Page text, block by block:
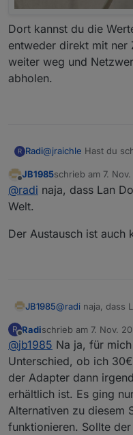
Dort kannst du die
entweder direkt mit ner
weiter weg und
abholen.
R Radi@jraichle Hast du
hat noch einen
Anschlussstecker.
Dort kannst du die
entweder direkt mit
weiter weg und
abholen.
Offline
JB1985schrieb am 7.
zuletzt editiert von
@radi naja, dass Lan
Welt.
Der Austausch ist auch
JB1985@radi naja, dass
Der Austausch ist
R
Offline
Radischrieb am 7. Nov.
zuletzt editiert von
@jb1985 Na ja, für
Unterschied, ob ich
der Adapter dann
erhältlich ist. Es ging
Alternativen zu diesem
funktionieren. Sollte